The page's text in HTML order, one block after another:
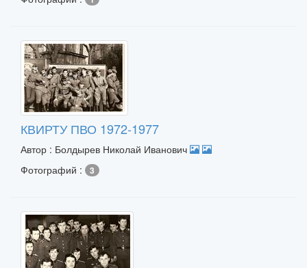
КВИРТУ ПВО 1972-1977
Автор : Болдырев Николай Иванович
Фотографий :
3